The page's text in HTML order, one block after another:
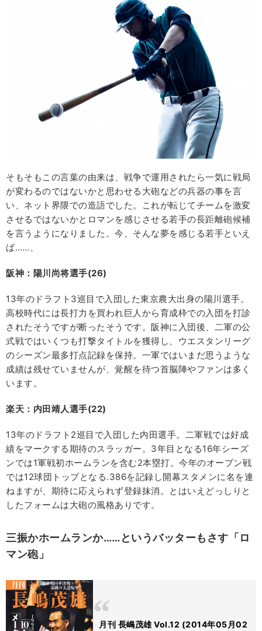
そもそもこの言葉の由来は、戦争で運用されたら一気に戦局
が変わるのではないかと思わせる大砲などの兵器の事を言
い、ネット界隈での造語でした。これが転じてチームを激変
させるではないかとロマンを感じさせる若手の長距離砲候補
を言うようになりました。今、そんな夢を感じる若手といえ
ば……、
阪神：陽川尚将選手(26)
13年のドラフト3巡目で入団した東京農大出身の陽川選手。
高校時代には長打力を買われ巨人から育成枠での入団を打診
されたそうですが断ったそうです。阪神に入団後、二軍の公
式戦ではいくつも打撃タイトルを獲得し、ウエスタンリーグ
のシーズン最多打点記録を保持。一軍ではいまだ思うような
成績は残せていませんが、覚醒を待つ首脳陣やファンは多く
います。
楽天：内田靖人選手(22)
13年のドラフト2巡目で入団した内田選手。二軍戦では好成
績をマークする期待のスラッガー。3年目となる16年シーズ
ンでは1軍戦初ホームランを含む2本塁打。今年のオープン戦
では12球団トップとなる.386を記録し開幕スタメンに名を連
ねますが、期待に応えられず登録抹消。とはいえどっしりと
したフォームは大砲の風格ありです。
三振かホームランか……というバッターもさす「ロ
マン砲」
月刊 長嶋茂雄 Vol.12 (2014年05月02